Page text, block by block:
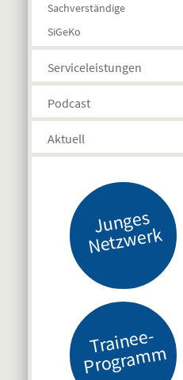
Sachverständige
SiGeKo
Serviceleistungen
Podcast
Aktuell
J
u
n
g
es
N
etz
w
er
k
Tr
ai
n
e
e-
Pr
o
gr
a
m
m